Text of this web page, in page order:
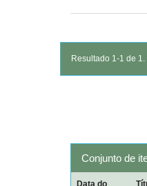
Resultado 1-1 de 1.
Conjunto de
Data do